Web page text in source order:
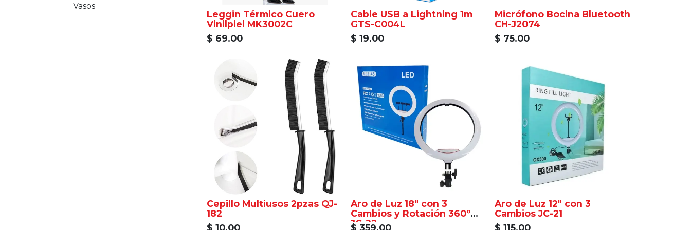
Vasos
Leggin Térmico Cuero
Vinilpiel MK3002C
$ 69.00
Cable USB a Lightning 1m
GTS-C004L
$ 19.00
Micrófono Bocina Bluetooth
CH-J2074
$ 75.00
Cepillo Multiusos 2pzas QJ-
182
$ 10.00
Aro de Luz 18" con 3
Cambios y Rotación 360º
JC-22
$ 359.00
Aro de Luz 12" con 3
Cambios JC-21
$ 115.00